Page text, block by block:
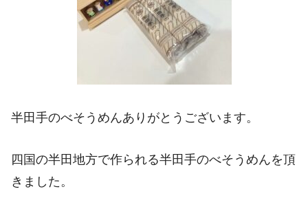
半田手のべそうめんありがとうございます。
四国の半田地方で作られる半田手のべそうめんを頂
きました。